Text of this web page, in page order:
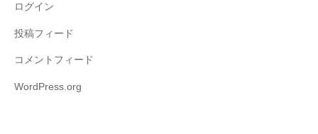
ログイン
投稿フィード
コメントフィード
WordPress.org